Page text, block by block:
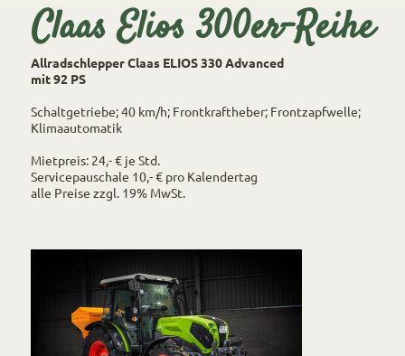
Claas Elios 300er-Reihe
Allradschlepper Claas ELIOS 330 Advanced
mit 92 PS
Schaltgetriebe; 40 km/h; Frontkraftheber; Frontzapfwelle;
Klimaautomatik
Mietpreis: 24,- € je Std.
Servicepauschale 10,- € pro Kalendertag
alle Preise zzgl. 19% MwSt.